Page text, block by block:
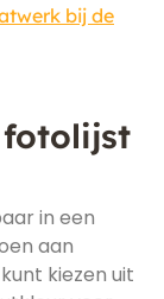
bij de
fotolijst
in een
aan
kiezen uit